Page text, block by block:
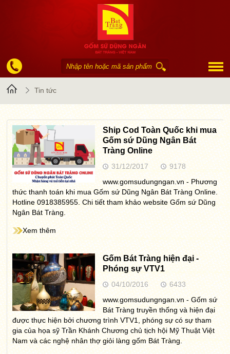
TrangTin tức
Ship Cod Toàn Quốc khi mua
Gốm sứ Dũng Ngân Bát
Tràng Online
31/12/2017
9178
www.gomsudungngan.vn - Phương
thức thanh toán khi mua Gốm sứ Dũng Ngân Bát Tràng Online.
Hotline 0918385955. Chi tiết tham khảo website Gốm sứ Dũng
Ngân Bát Tràng.
Xem thêm
Gốm Bát Tràng hiện đại -
Phóng sự VTV1
04/10/2016
6433
www.gomsudungngan.vn - Gốm sứ
Bát Tràng truyền thống và hiện đại
được thực hiện bởi chương trình VTV1, phóng sự có sự tham
gia của họa sỹ Trần Khánh Chương chủ tịch hội Mỹ Thuật Việt
Nam và các nghệ nhân thợ giỏi làng gốm Bát Tràng.